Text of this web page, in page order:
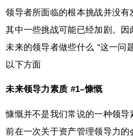
领导者所面临的根本挑战并没有
其中一些挑战可能已经加剧。因
未来的领导者做些什么 “这一问
以下方面
未来领导力素质 #1–慷慨
慷慨并不是我们常说的一种领
前在一次关于资产管理领导力